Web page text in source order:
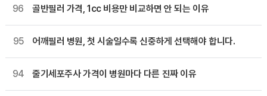
96 골반필러 가격, 1cc 비용만 비교하면 안 되는 이유
95 어깨필러 병원, 첫 시술일수록 신중하게 선택해야 합니다.
94 줄기세포주사 가격이 병원마다 다른 진짜 이유